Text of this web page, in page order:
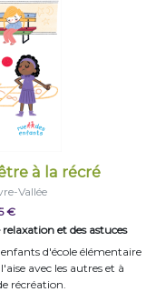
à la récré
Vallée
€
relaxation et des astuces
d'école élémentaire
avec les autres et à
récréation.